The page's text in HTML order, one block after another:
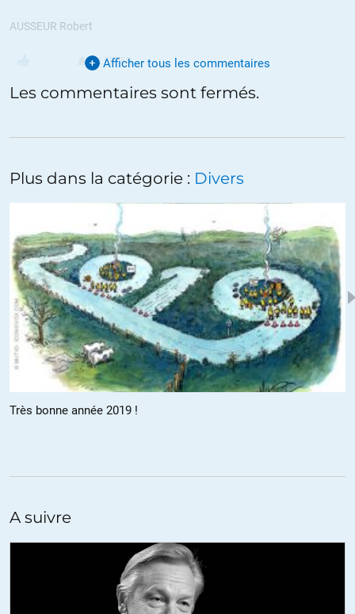
AUSSEUR Robert
ALERTER
Je suis partant. Ce travail de traduction, s’il vous rend service,
devrait m’aider dans mes études également.
Landry,
ALERTER
Lamu//26.12.2018 à 21h02
Bonjour,
je suis partante aussi. Lamu
ALERTER
Il y a aussi ce texte à relire …….. Inside the British Army’s secret
ALERTER
Afficher tous les commentaires
Les commentaires sont fermés.
Plus dans la catégorie : Divers
Très bonne année 2019 !
A suivre